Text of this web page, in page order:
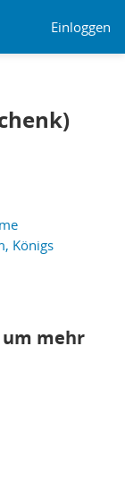
Einloggen
Königs
um mehr